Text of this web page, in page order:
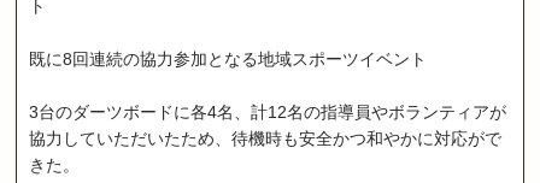
ト
既に8回連続の協力参加となる地域スポーツイベント
3台のダーツボードに各4名、計12名の指導員やボランティアが
協力していただいたため、待機時も安全かつ和やかに対応がで
きた。